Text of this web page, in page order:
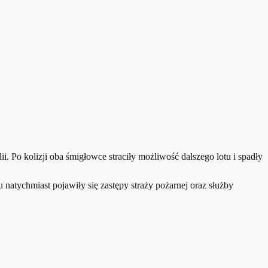
Po kolizji oba śmigłowce straciły możliwość dalszego lotu i spadły
pojawiły się zastępy straży pożarnej oraz służby